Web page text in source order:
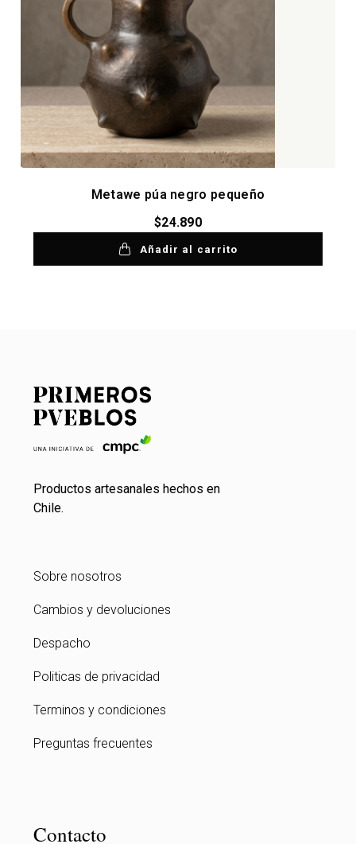
Metawe púa negro pequeño
$24.890
Añadir al carrito
Productos artesanales hechos en
Chile.
Sobre nosotros
Cambios y devoluciones
Despacho
Politicas de privacidad
Terminos y condiciones
Preguntas frecuentes
Contacto